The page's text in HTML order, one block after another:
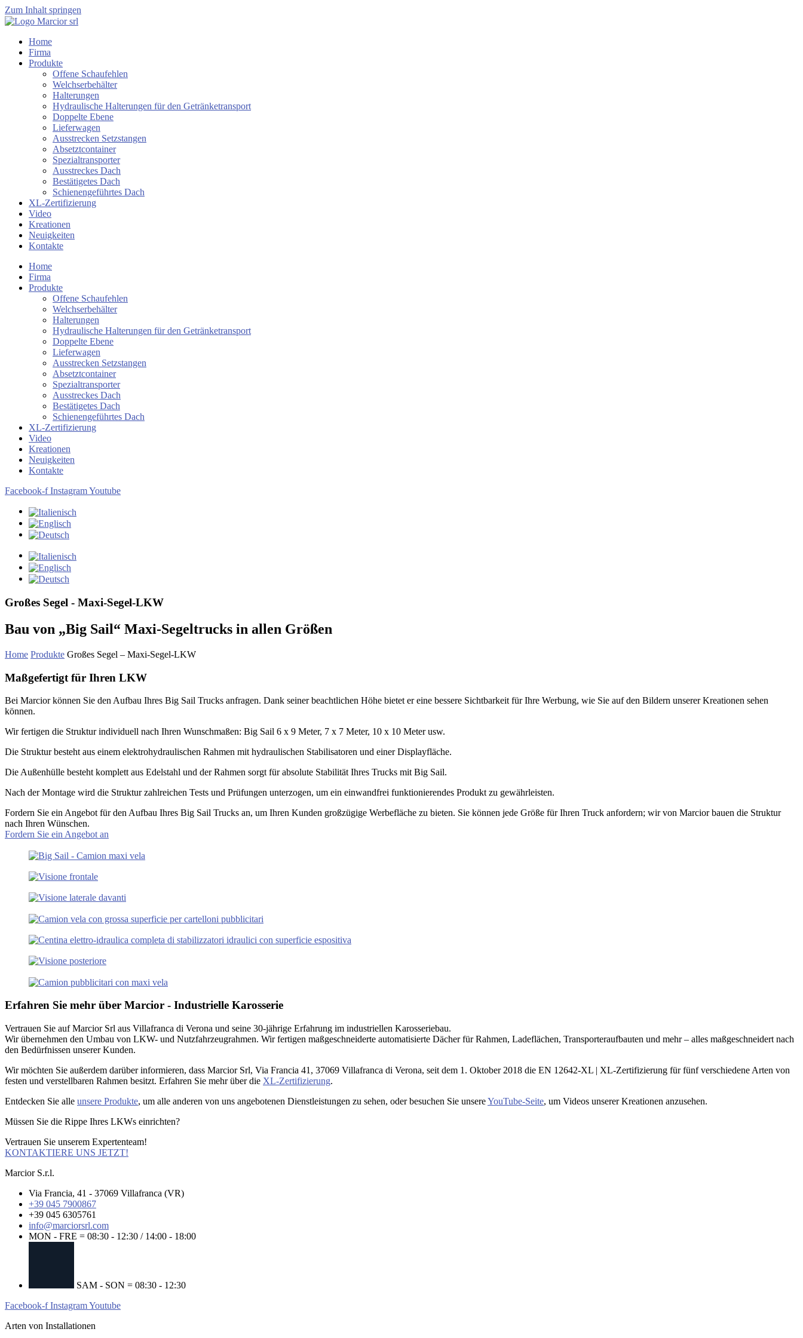
Zum Inhalt springen
Home
Firma
Produkte
Offene Schaufehlen
Welchserbehälter
Halterungen
Hydraulische Halterungen für den Getränketransport
Doppelte Ebene
Lieferwagen
Ausstrecken Setzstangen
Absetztcontainer
Spezialtransporter
Ausstreckes Dach
Bestätigetes Dach
Schienengeführtes Dach
XL-Zertifizierung
Video
Kreationen
Neuigkeiten
Kontakte
Home
Firma
Produkte
Offene Schaufehlen
Welchserbehälter
Halterungen
Hydraulische Halterungen für den Getränketransport
Doppelte Ebene
Lieferwagen
Ausstrecken Setzstangen
Absetztcontainer
Spezialtransporter
Ausstreckes Dach
Bestätigetes Dach
Schienengeführtes Dach
XL-Zertifizierung
Video
Kreationen
Neuigkeiten
Kontakte
Facebook-f InstagramYoutube
Großes Segel - Maxi-Segel-LKW
Bau von „Big Sail“ Maxi-Segeltrucks in allen Größen
Home Produkte Großes Segel – Maxi-Segel-LKW
Maßgefertigt für Ihren LKW
Bei Marcior können Sie den Aufbau Ihres Big Sail Trucks anfragen. Dank seiner beachtlichen Höhe bietet er eine bessere Sichtbarkeit für Ihre Werbung, wie Sie auf den Bildern unserer Kreationen sehen
können.
Wir fertigen die Struktur individuell nach Ihren Wunschmaßen: Big Sail 6 x 9 Meter, 7 x 7 Meter, 10 x 10 Meter usw.
Die Struktur besteht aus einem elektrohydraulischen Rahmen mit hydraulischen Stabilisatoren und einer Displayfläche.
Die Außenhülle besteht komplett aus Edelstahl und der Rahmen sorgt für absolute Stabilität Ihres Trucks mit Big Sail.
Nach der Montage wird die Struktur zahlreichen Tests und Prüfungen unterzogen, um ein einwandfrei funktionierendes Produkt zu gewährleisten.
Fordern Sie ein Angebot für den Aufbau Ihres Big Sail Trucks an, um Ihren Kunden großzügige Werbefläche zu bieten. Sie können jede Größe für Ihren Truck anfordern; wir von Marcior bauen die Struktur
nach Ihren Wünschen.
Fordern Sie ein Angebot an
Erfahren Sie mehr über Marcior - Industrielle Karosserie
Vertrauen Sie auf Marcior Srl aus Villafranca di Verona und seine 30-jährige Erfahrung im industriellen Karosseriebau.
Wir übernehmen den Umbau von LKW- und Nutzfahrzeugrahmen. Wir fertigen maßgeschneiderte automatisierte Dächer für Rahmen, Ladeflächen, Transporteraufbauten und mehr – alles maßgeschneidert nach
den Bedürfnissen unserer Kunden.
Wir möchten Sie außerdem darüber informieren, dass Marcior Srl, Via Francia 41, 37069 Villafranca di Verona, seit dem 1. Oktober 2018 die EN 12642-XL | XL-Zertifizierung für fünf verschiedene Arten von
festen und verstellbaren Rahmen besitzt. Erfahren Sie mehr über die XL-Zertifizierung.
Entdecken Sie alle unsere Produkte, um alle anderen von uns angebotenen Dienstleistungen zu sehen, oder besuchen Sie unsereYouTube-Seite, um Videos unserer Kreationen anzusehen.
Müssen Sie die Rippe Ihres LKWs einrichten?
Vertrauen Sie unserem Expertenteam!
KONTAKTIERE UNS JETZT!
Marcior S.r.l.
Via Francia, 41 - 37069 Villafranca (VR)
+39 045 7900867
+39 045 6305761
info@marciorsrl.com
MON - FRE = 08:30 - 12:30 / 14:00 - 18:00
SAM - SON = 08:30 - 12:30
Facebook-f InstagramYoutube
Arten von Installationen